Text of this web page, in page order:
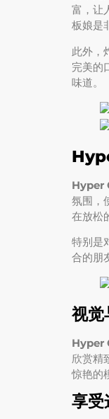
富，让
板娘是
此外，
完美的
味道。
Hyper
氛围，
在放松
特别是
合的朋
视觉
Hyper
欣赏精
惊艳的
享受